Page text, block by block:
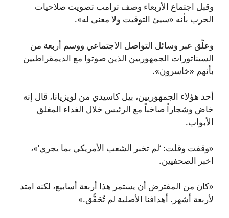
وقبل اجتماع الأربعاء وصف ترامب تصويت صلاحيات
الحرب بأنه «سيئ التوقيت ولا معنى له».
وعلّق عبر وسائل التواصل الاجتماعي ووسم أربعة من
السيناتورات الجمهوريين الذين صوتوا مع الديمقراطيين
بأنهم «خاسرون».
أحد هؤلاء الجمهوريين، بيل كاسيدي من لويزيانا، قال إنه
خاض وشجاراً صاخباً مع الرئيس خلال الغداء المغلق
الأبواب.
«وقفت وقلت: ‘لم تخبر الشعب الأمريكي بما يجري’»،
اخبر الصحفيين.
«كان من المفترض أن يستمر هذا أربعة أسابيع، لكنه امتد
لأربعة أشهر. أهدافنا الأصلية لم تُحَقَّق.»